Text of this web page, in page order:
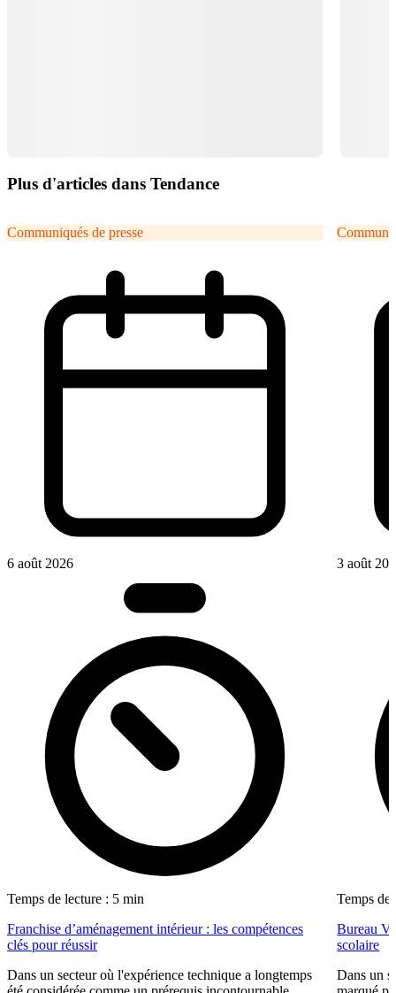
Plus d'articles dans Tendance
Communiqués de presse
6 août 2026
Temps de lecture : 5 min
Franchise d’aménagement intérieur : les compétences
clés pour réussir
Dans un secteur où l'expérience technique a longtemps
3 août
Temps de
Bureau
scolaire
Dans un